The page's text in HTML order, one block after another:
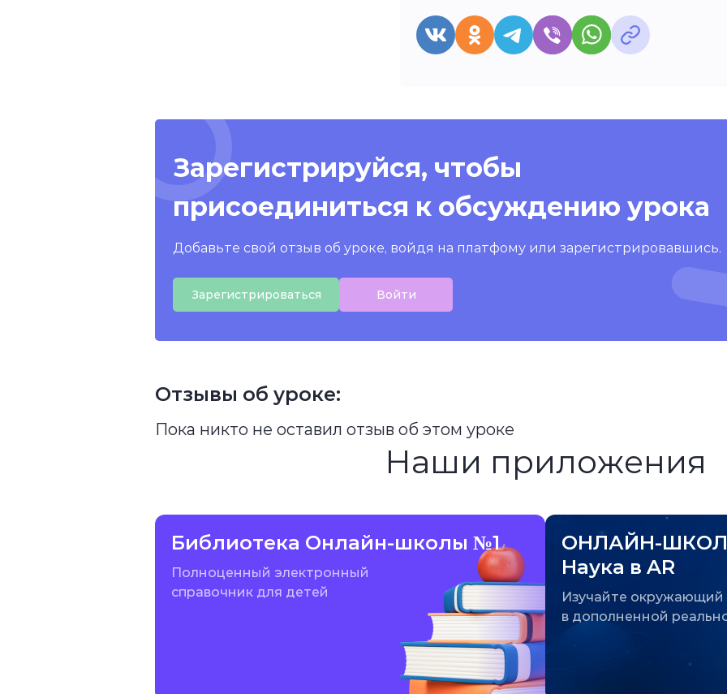
Зарегистрируйся, чтобы
присоединиться к обсуждению урока
Добавьте свой отзыв об уроке, войдя на платфому или зарегистрировавшись.
Зарегистрироваться Войти
Отзывы об уроке:
Пока никто не оставил отзыв об этом уроке
Наши приложения
Библиотека Онлайн-школы №1
Полноценный электронный
справочник для детей
ОНЛАЙН-
Наука в AR
Изучайте
в дополненной